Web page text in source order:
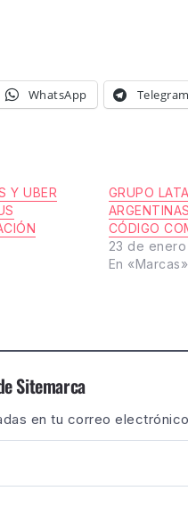
WhatsApp Telegram
Y UBER
GRUPO
CÓDIGO
23 de
En «Marcas»
Sitemarca
en tu correo